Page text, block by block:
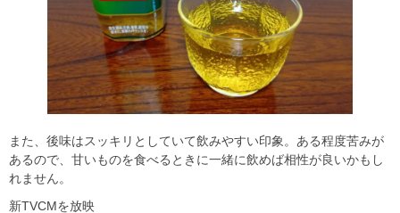
また、後味はスッキリとしていて飲みやすい印象。ある程度苦みが
あるので、甘いものを食べるときに一緒に飲めば相性が良いかもし
れません。
新TVCMを放映